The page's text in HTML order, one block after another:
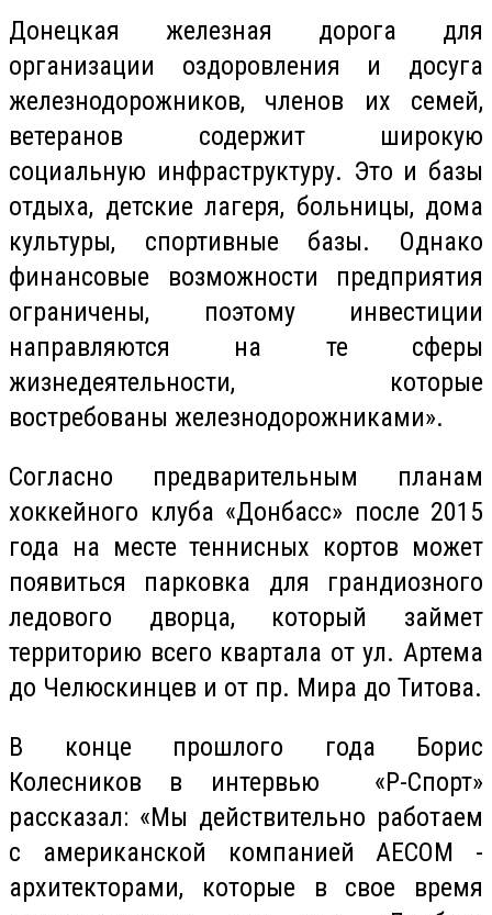
Донецкая железная дорога для
организации оздоровления и досуга
железнодорожников, членов их семей,
ветеранов содержит широкую
социальную инфраструктуру. Это и базы
отдыха, детские лагеря, больницы, дома
культуры, спортивные базы. Однако
финансовые возможности предприятия
ограничены, поэтому инвестиции
направляются на те сферы
жизнедеятельности, которые
востребованы железнодорожниками».
Согласно предварительным планам
хоккейного клуба «Донбасс» после 2015
года на месте теннисных кортов может
появиться парковка для грандиозного
ледового дворца, который займет
территорию всего квартала от ул. Артема
до Челюскинцев и от пр. Мира до Титова.
В конце прошлого года Борис
Колесников в интервью «Р-Спорт»
рассказал: «Мы действительно работаем
с американской компанией AECOM -
архитекторами, которые в свое время